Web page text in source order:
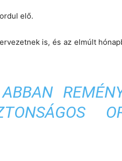
elő.
is, és az elmúlt